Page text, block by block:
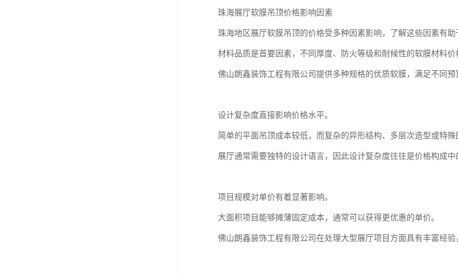
珠海展厅软膜吊顶价格影响因素
珠海地区展厅软膜吊顶的价格受多种因素影响，了解这些因素有助
材料品质是首要因素，不同厚度、防火等级和耐候性的软膜材料价
佛山朗鑫装饰工程有限公司提供多种规格的优质软膜，满足不同预
设计复杂度直接影响价格水平。
简单的平面吊顶成本较低，而复杂的异形结构、多层次造型或特
展厅通常需要独特的设计语言，因此设计复杂度往往是价格构成中
项目规模对单价有着显著影响。
大面积项目能够摊薄固定成本，通常可以获得更优惠的单价。
佛山朗鑫装饰工程有限公司在处理大型展厅项目方面具有丰富经